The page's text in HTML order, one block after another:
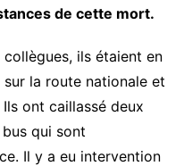
de cette mort.
ils étaient en
la route nationale et
ont caillassé deux
qui sont
Il y a eu intervention